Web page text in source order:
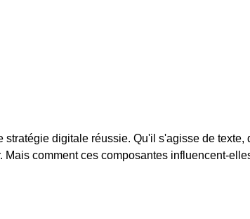
digitale réussie. Qu'il s'agisse de texte,
comment ces composantes influencent-